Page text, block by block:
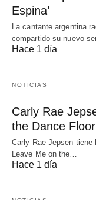
Espina’
La cantante argentina
compartido su nuevo
Hace 1 día
NOTICIAS
Carly Rae
the Dance
Carly Rae Jepsen tiene
Leave Me on the…
Hace 1 día